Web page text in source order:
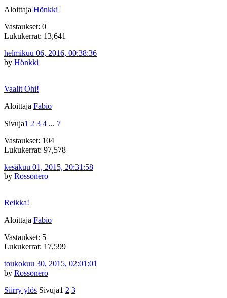
Aloittaja Hönkki
Vastaukset: 0
Lukukerrat: 13,641
helmikuu 06, 2016, 00:38:36
by Hönkki
Vaalit Ohi!
Aloittaja Fabio
Sivuja1 2 3 4 ... 7
Vastaukset: 104
Lukukerrat: 97,578
kesäkuu 01, 2015, 20:31:58
by Rossonero
Reikka!
Aloittaja Fabio
Vastaukset: 5
Lukukerrat: 17,599
toukokuu 30, 2015, 02:01:01
by Rossonero
Siirry ylös Sivuja1 2 3